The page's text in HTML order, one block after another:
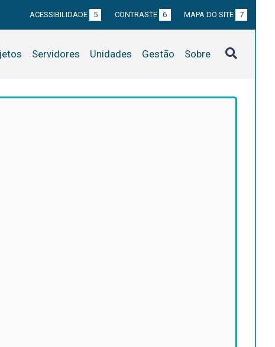
ACESSIBILIDADE 5 CONTRASTE 6 MAPA DO SITE 7
Servidores Unidades Gestão Sobre